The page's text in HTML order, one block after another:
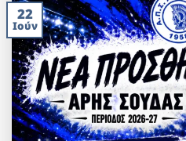
22
Ιούν